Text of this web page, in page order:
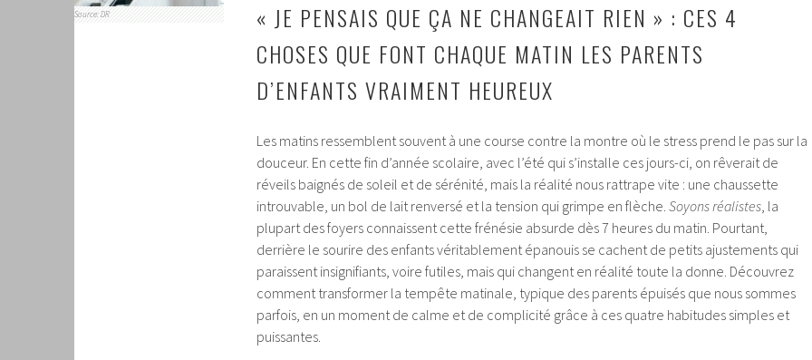
Source: DR
« JE PENSAIS QUE ÇA NE CHANGEAIT RIEN » : CES 4
CHOSES QUE FONT CHAQUE MATIN LES PARENTS
D’ENFANTS VRAIMENT HEUREUX
Les matins ressemblent souvent à une course contre la montre où le stress prend le pas sur la
douceur. En cette fin d’année scolaire, avec l’été qui s’installe ces jours-ci, on rêverait de
réveils baignés de soleil et de sérénité, mais la réalité nous rattrape vite : une chaussette
introuvable, un bol de lait renversé et la tension qui grimpe en flèche. Soyons réalistes, la
plupart des foyers connaissent cette frénésie absurde dès 7 heures du matin. Pourtant,
derrière le sourire des enfants véritablement épanouis se cachent de petits ajustements qui
paraissent insignifiants, voire futiles, mais qui changent en réalité toute la donne. Découvrez
comment transformer la tempête matinale, typique des parents épuisés que nous sommes
parfois, en un moment de calme et de complicité grâce à ces quatre habitudes simples et
puissantes.